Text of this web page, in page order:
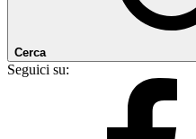
Cerca
Seguici su: